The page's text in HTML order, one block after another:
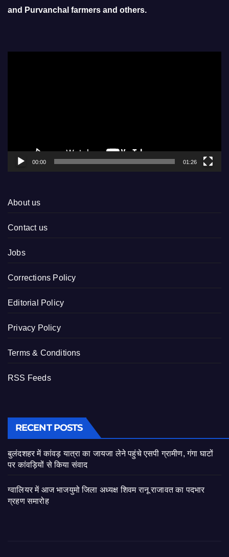
and Purvanchal farmers and others.
00:00 01:26
About us
Contact us
Jobs
Corrections Policy
Editorial Policy
Privacy Policy
Terms & Conditions
RSS Feeds
RECENT POSTS
बुलंदशहर में कांवड़ यात्रा का जायजा लेने पहुंचे एसपी ग्रामीण, गंगा घाटों
पर कांवड़ियों से किया संवाद
ग्वालियर में आज भाजयुमो जिला अध्यक्ष शिवम रानू राजावत का पदभार
ग्रहण समारोह